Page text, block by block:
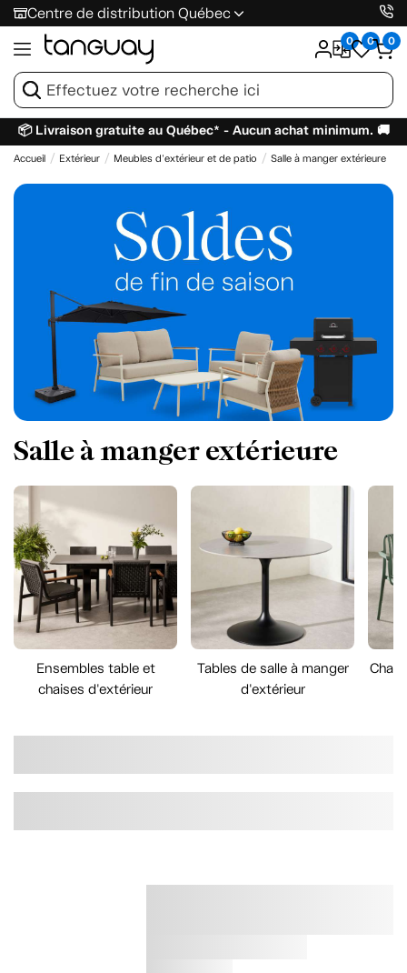
Centre de distribution Québec
0 0 0
📦 Livraison gratuite au Québec* - Aucun achat minimum. 🚚
Accueil Extérieur Meubles d'extérieur et de patio Salle à manger extérieure
Salle à manger extérieure
Ensembles table et
chaises d'extérieur
Tables de salle à manger
d'extérieur